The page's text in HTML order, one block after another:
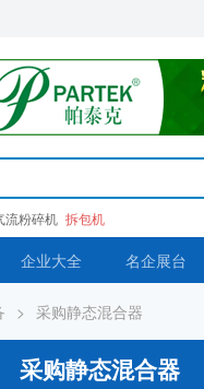
流粉碎机 拆包机
企业大全 名企展台
> 采购静态混合器
采购静态混合器